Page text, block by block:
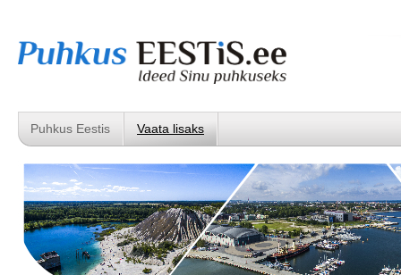
Puhkus Eestis Vaata lisaks